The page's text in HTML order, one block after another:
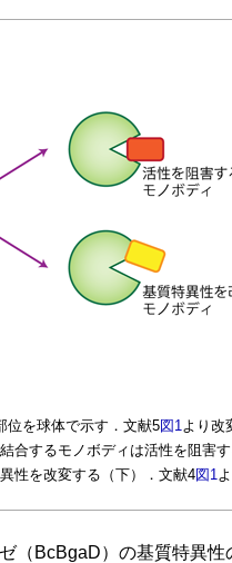
位を球体で示す．文献5図1より改
合するモノボディは活性を阻害す
性を改変する（下）．文献4図1
（BcBgaD）の基質特異性